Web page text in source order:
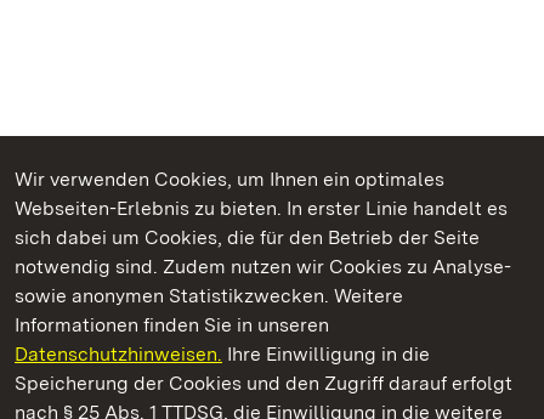
Wir verwenden Cookies, um Ihnen ein optimales
Webseiten-Erlebnis zu bieten. In erster Linie handelt es
sich dabei um Cookies, die für den Betrieb der Seite
notwendig sind. Zudem nutzen wir Cookies zu Analyse-
sowie anonymen Statistikzwecken. Weitere
Informationen finden Sie in unseren
Datenschutzhinweisen. Ihre Einwilligung in die
Speicherung der Cookies und den Zugriff darauf erfolgt
nach § 25 Abs. 1 TTDSG, die Einwilligung in die weitere
Kommen. Staunen. Genießen.
Staatliche Schlösser und Gärten Baden‑Württemberg